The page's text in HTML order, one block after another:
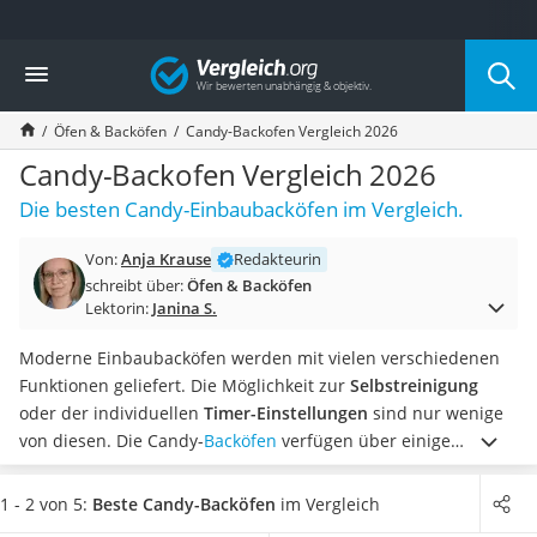
Die beliebtesten Vergleiche nach Kategorie
Haushalt
Wassersprudler
Zentralstaubsauger
Brotbackautomat
Wischroboter
Wäschespinne
Spülmaschinentabs
Akku-Staubsauger
AEG-Waschmaschine
Saug-Wisch-Roboter
Handstaubsauger
Milchaufschäumer
Kondenstrockner
Reiskocher
Vergleich
Öfen & Backöfen Candy-Backofen Vergleich 2026
Candy-Backofen Vergleich 2026
Die besten Candy-Einbaubacköfen im Vergleich.
Von:Anja Krause
Redakteurin
schreibt über:Öfen & Backöfen
Lektorin: Janina S.
Moderne Einbaubacköfen werden mit vielen verschiedenen
Funktionen geliefert. Die Möglichkeit zur Selbstreinigung
oder der individuellen Timer-Einstellungen sind nur wenige
von diesen. Die Candy-Backöfen verfügen über einige
Eigenschaften, die es Hobby-Köchen ermöglichen, mehr aus
ihrer Küche herauszuholen. Wie Tests im Internet zeigen,
1 - 2 von 5: Beste Candy-Backöfen im Vergleich